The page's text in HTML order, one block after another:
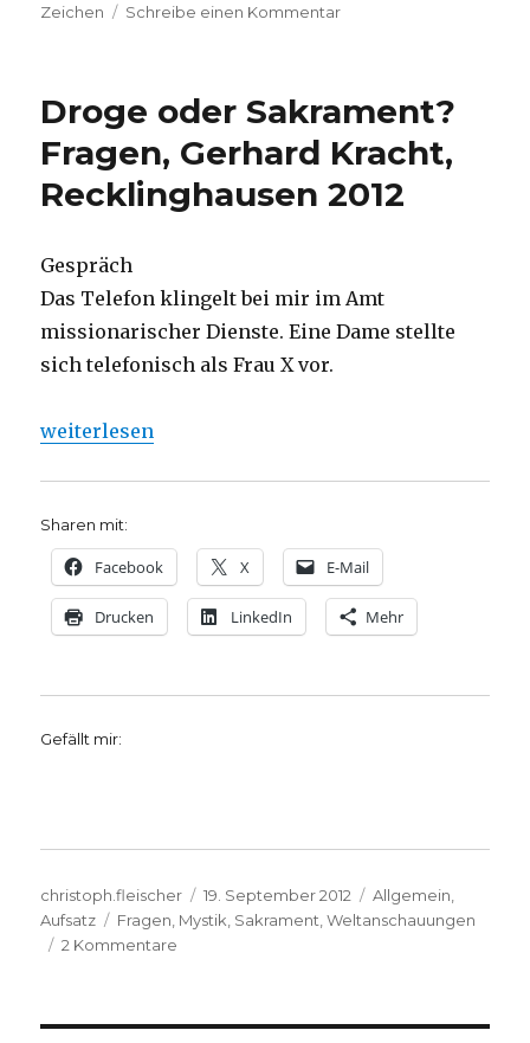
Zeichen
Schreibe einen Kommentarzu
vor
Christoph
Fleischer,
Welver
Droge oder Sakrament?
Fragen, Gerhard Kracht,
Recklinghausen 2012
Gespräch
Das Telefon klingelt bei mir im Amt
missionarischer Dienste. Eine Dame stellte
sich telefonisch als Frau X vor.
„Droge oder Sakrament? Fragen, Gerhard Kracht,
weiterlesen
Sharen mit:
Facebook X E-Mail
Drucken LinkedIn Mehr
Gefällt mir:
Autor
christoph.fleischer
Veröffentlicht
am
19. September 2012 Kategorien
Allgemein,
Aufsatz
Schlagwörter
Fragen, Mystik, Sakrament,Weltanschauungen
2 Kommentare